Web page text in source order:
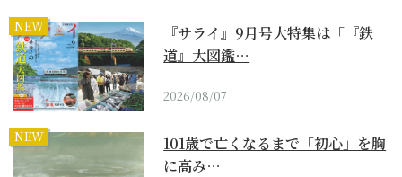
NEW
『サライ』9月号大特集は「『鉄
道』大図鑑…
2026/08/07
NEW
101歳で亡くなるまで「初心」を胸
に高み…